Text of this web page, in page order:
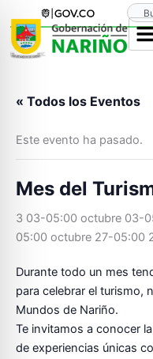
contenido
« Todos los Eventos
Este evento ha pasado.
Mes del
3 03-05:00 octubre 03-
05:00 octubre 27-05:00
Durante todo un mes
para celebrar el turismo,
Mundos de Nariño.
Te invitamos a conocer
de experiencias únicas